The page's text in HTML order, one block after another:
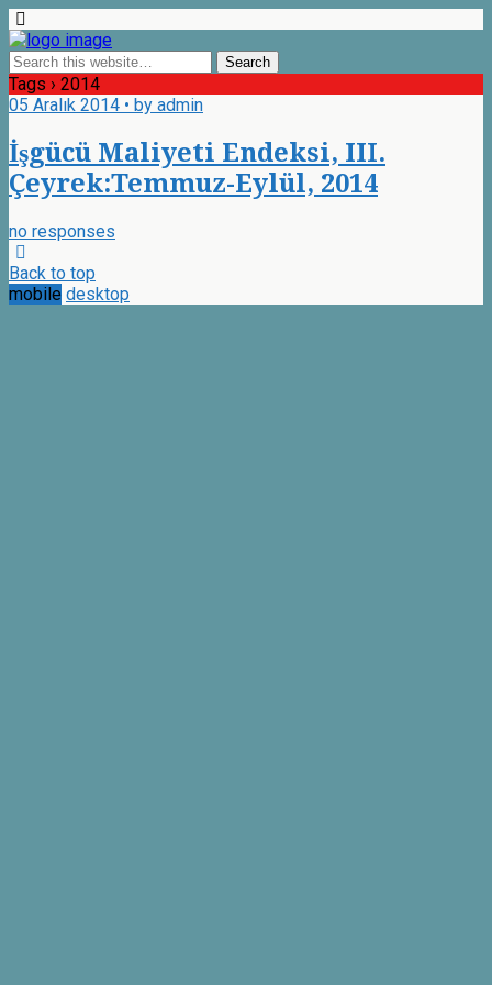
Tags › 2014
05 Aralık 2014 • by admin
İşgücü Maliyeti Endeksi, III.
Çeyrek:Temmuz-Eylül, 2014
no responses
Back to top
mobile desktop